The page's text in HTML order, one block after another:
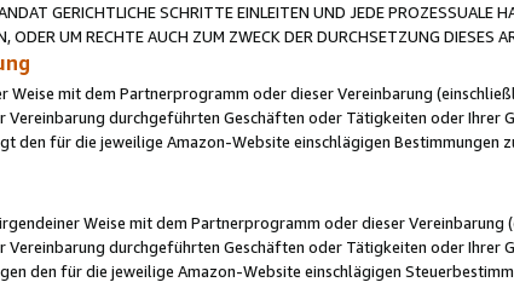
GERICHTLICHE SCHRITTE EINLEITEN UND JEDE PROZESSUALE
ODER UM RECHTE AUCH ZUM ZWECK DER DURCHSETZUNG DIESES
mit dem Partnerprogramm oder dieser Vereinbarung
Vereinbarung durchgeführten Geschäften oder Tätigkeiten oder Ihrer
den für die jeweilige Amazon-Website einschlägigen Bestimmungen
Weise mit dem Partnerprogramm oder dieser Vereinbarung
Vereinbarung durchgeführten Geschäften oder Tätigkeiten oder Ihrer
den für die jeweilige Amazon-Website einschlägigen